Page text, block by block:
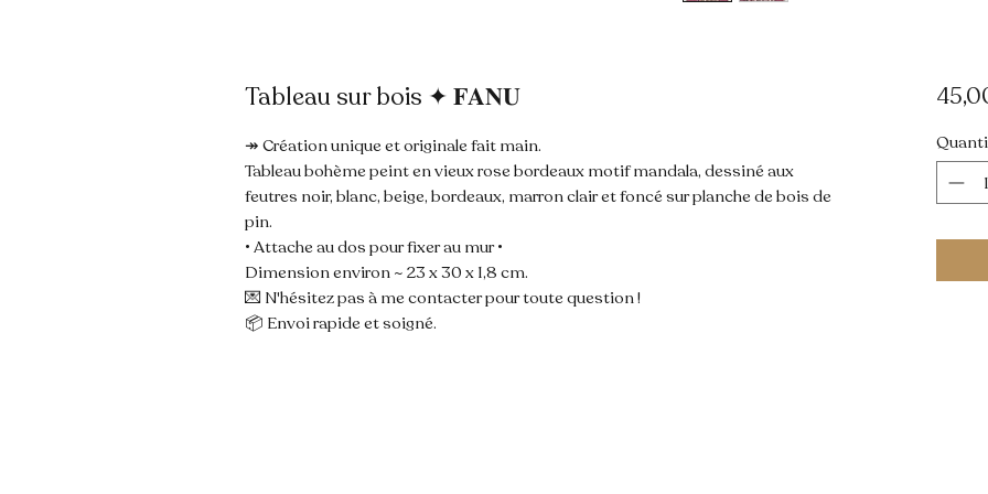
Tableau sur bois ✦ 𝐅𝐀𝐍𝐔
↠ Création unique et originale fait main.
Tableau bohème peint en vieux rose bordeaux motif mandala, dessiné aux
feutres noir, blanc, beige, bordeaux, marron clair et foncé sur planche de bois de
pin.
• Attache au dos pour fixer au mur •
Dimension environ ~ 23 x 30 x 1,8 cm.
💌 N'hésitez pas à me contacter pour toute question !
📦 Envoi rapide et soigné.